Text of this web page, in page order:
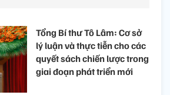
Tổng Bí thư Tô Lâm: Cơ sở
lý luận và thực tiễn cho các
quyết sách chiến lược trong
giai đoạn phát triển mới